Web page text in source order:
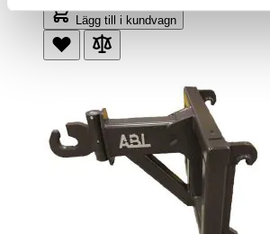
Lägg till i kundvagn